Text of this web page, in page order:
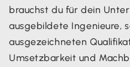
brauchst du für dein
ausgebildete Ingenieure,
ausgezeichneten
Umsetzbarkeit und